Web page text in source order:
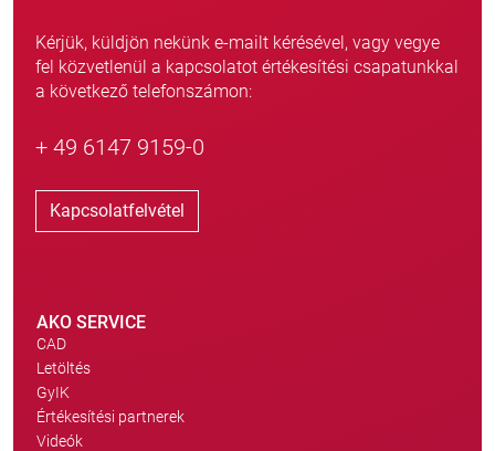
Kérjük, küldjön nekünk e-mailt kérésével, vagy vegye
fel közvetlenül a kapcsolatot értékesítési csapatunkkal
a következő telefonszámon:
+ 49 6147 9159-0
Kapcsolatfelvétel
AKO SERVICE
CAD
Letöltés
GyIK
Értékesítési partnerek
Videók